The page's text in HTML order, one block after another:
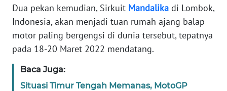
Dua pekan kemudian, Sirkuit Mandalika di Lombok,
Indonesia, akan menjadi tuan rumah ajang balap
motor paling bergengsi di dunia tersebut, tepatnya
pada 18-20 Maret 2022 mendatang.
Baca Juga:
Situasi Timur Tengah Memanas, MotoGP
PEDOMAN
MEDIA
SIBER
REDAKSI
KARIR